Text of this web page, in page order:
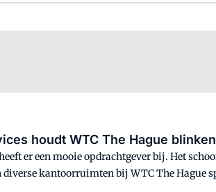
houdt WTC The Hague
er een mooie opdrachtgever bij. Het
kantoorruimten bij WTC The Hague